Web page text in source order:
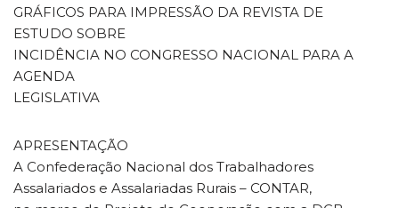
GRÁFICOS PARA IMPRESSÃO DA REVISTA DE
ESTUDO SOBRE
INCIDÊNCIA NO CONGRESSO NACIONAL PARA A
AGENDA
LEGISLATIVA
APRESENTAÇÃO
A Confederação Nacional dos Trabalhadores
Assalariados e Assalariadas Rurais – CONTAR,